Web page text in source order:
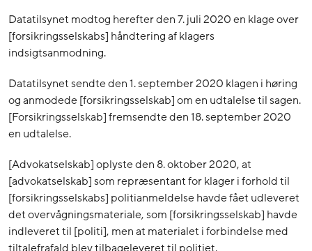
Datatilsynet modtog herefter den 7. juli 2020 en klage over
[forsikringsselskabs] håndtering af klagers
indsigtsanmodning.
Datatilsynet sendte den 1. september 2020 klagen i høring
og anmodede [forsikringsselskab] om en udtalelse til sagen.
[Forsikringsselskab] fremsendte den 18. september 2020
en udtalelse.
[Advokatselskab] oplyste den 8. oktober 2020, at
[advokatselskab] som repræsentant for klager i forhold til
[forsikringsselskabs] politianmeldelse havde fået udleveret
det overvågningsmateriale, som [forsikringsselskab] havde
indleveret til [politi], men at materialet i forbindelse med